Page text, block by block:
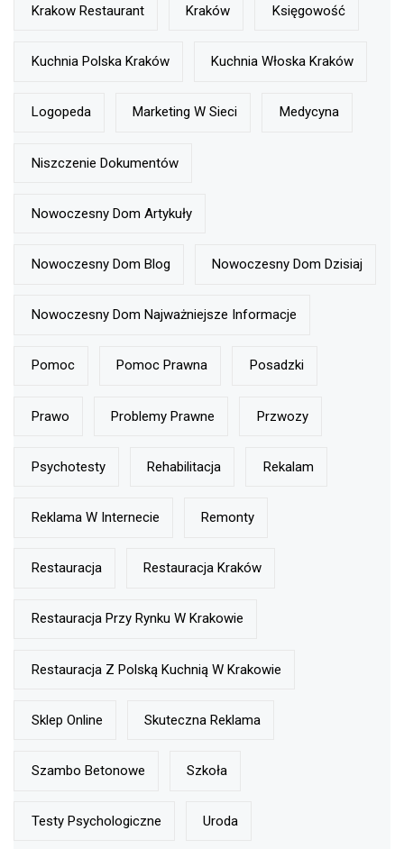
Krakow Restaurant Kraków Księgowość
Kuchnia Polska Kraków Kuchnia Włoska Kraków
Logopeda Marketing W Sieci Medycyna
Niszczenie Dokumentów
Nowoczesny Dom Artykuły
Nowoczesny Dom Blog Nowoczesny Dom Dzisiaj
Nowoczesny Dom Najważniejsze Informacje
Pomoc Pomoc Prawna Posadzki
Prawo Problemy Prawne Przwozy
Psychotesty Rehabilitacja Rekalam
Reklama W Internecie Remonty
Restauracja Restauracja Kraków
Restauracja Przy Rynku W Krakowie
Restauracja Z Polską Kuchnią W Krakowie
Sklep Online Skuteczna Reklama
Szambo Betonowe Szkoła
Testy Psychologiczne Uroda